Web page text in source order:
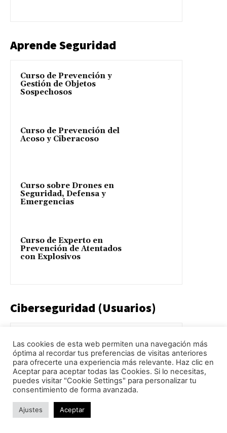
Aprende Seguridad
Curso de Prevención y
Gestión de Objetos
Sospechosos
Curso de Prevención del
Acoso y Ciberacoso
Curso sobre Drones en
Seguridad, Defensa y
Emergencias
Curso de Experto en
Prevención de Atentados
con Explosivos
Ciberseguridad (Usuarios)
Ciberinteligencia de
Amenazas (CTI, Nivel 1)
Curso de Concienciación
en Ciberseguridad
Las cookies de esta web permiten una navegación más
óptima al recordar tus preferencias de visitas anteriores
para ofrecerte una experiencia más relevante. Haz clic en
Aceptar para aceptar todas las Cookies. Si lo necesitas,
puedes visitar "Cookie Settings" para personalizar tu
consentimiento de forma avanzada.
Ajustes Aceptar